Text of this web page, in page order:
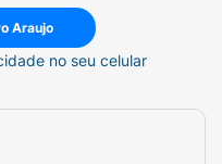
Araujo
no seu celular